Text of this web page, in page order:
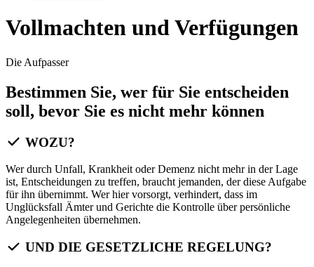
Vollmachten und Verfügungen
Die Aufpasser
Bestimmen Sie, wer für Sie entscheiden
soll, bevor Sie es nicht mehr können
WOZU?
Wer durch Unfall, Krankheit oder Demenz nicht mehr in der Lage
ist, Entscheidungen zu treffen, braucht jemanden, der diese Aufgabe
für ihn übernimmt. Wer hier vorsorgt, verhindert, dass im
Unglücksfall Ämter und Gerichte die Kontrolle über persönliche
Angelegenheiten übernehmen.
UND DIE GESETZLICHE REGELUNG?